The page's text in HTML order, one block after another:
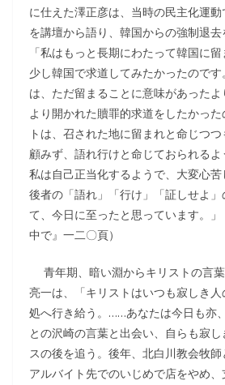
に仕えた澤正彦は、当時の民主化運
を講壇から語り、韓国からの強制退去
「私はもっと長期にわたって韓国に
少し韓国で求道してみたかったので
は、ただ留まることに意味があった
より開かれた贖罪的求道をしたかっ
トは、召された地に留まれと命じつ
顧みず、語れ行けと命じておられるよ
私は自己正当化するようで、大変心
後者の「語れ」「行け」「証しせよ
て、今日に至ったと思っています。
中で』一二〇頁）
青年期、暗い淵からキリストの言
亮一は、「キリストはいつも寂しき
処へ行き給う。……あなたは今日も亦
との沢崎の言葉と出会い、自らも寂
スの後を追う。後年、北白川教会牧師
アルバイト先でのいじめで店をやめ